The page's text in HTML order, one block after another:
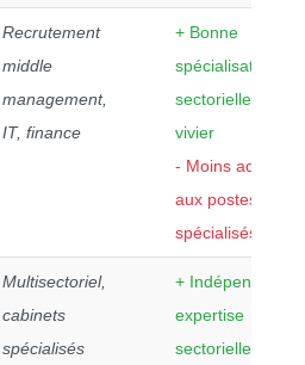
Recrutement
middle
management,
IT, finance
+ Bonne
spécialisation
sectorielle, large
vivier
- Moins adapté
aux postes très
spécialisés
Multisectoriel,
cabinets
spécialisés
+ Indépendance,
expertise
sectorielle,